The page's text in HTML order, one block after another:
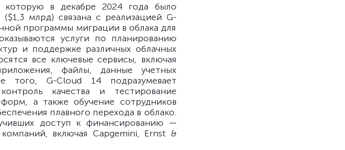
в декабре 2024 года было
млрд) связана c реализацией G-
программы миграции в облака для
услуги по планированию
и поддержке различных облачных
все ключевые сервисы, включая
файлы, данные учетных
того, G-Cloud 14 подразумевает
качества и тестирование
а также обучение сотрудников
плавного перехода в облако.
доступ к финансированию —
включая Capgemini, Ernst &